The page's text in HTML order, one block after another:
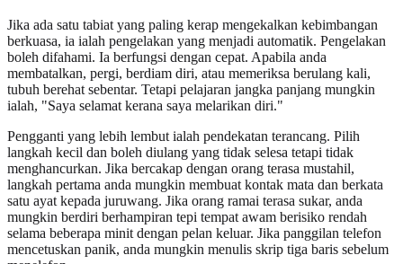
Jika ada satu tabiat yang paling kerap mengekalkan kebimbangan
berkuasa, ia ialah pengelakan yang menjadi automatik. Pengelakan
boleh difahami. Ia berfungsi dengan cepat. Apabila anda
membatalkan, pergi, berdiam diri, atau memeriksa berulang kali,
tubuh berehat sebentar. Tetapi pelajaran jangka panjang mungkin
ialah, "Saya selamat kerana saya melarikan diri."
Pengganti yang lebih lembut ialah pendekatan terancang. Pilih
langkah kecil dan boleh diulang yang tidak selesa tetapi tidak
menghancurkan. Jika bercakap dengan orang terasa mustahil,
langkah pertama anda mungkin membuat kontak mata dan berkata
satu ayat kepada juruwang. Jika orang ramai terasa sukar, anda
mungkin berdiri berhampiran tepi tempat awam berisiko rendah
selama beberapa minit dengan pelan keluar. Jika panggilan telefon
mencetuskan panik, anda mungkin menulis skrip tiga baris sebelum